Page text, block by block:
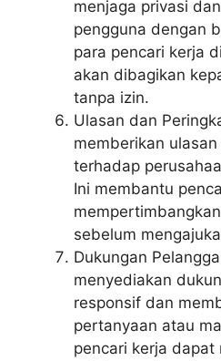
menjaga privasi
pengguna dengan
para pencari kerja
akan dibagikan
tanpa izin.
Ulasan dan
memberikan
terhadap
Ini membantu
sebelum
Dukungan
menyediakan
responsif dan
pertanyaan atau
pencari kerja dapat